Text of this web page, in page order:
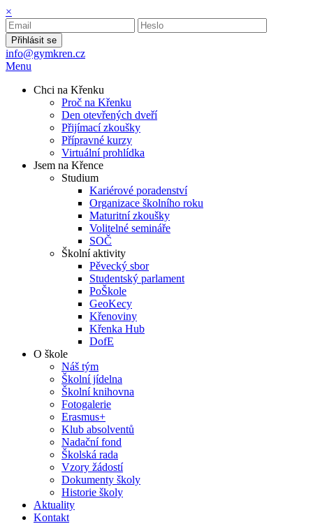
×
Přihlásit se
info@gymkren.cz
Menu
Chci na Křenku
Proč na Křenku
Den otevřených dveří
Přijímací zkoušky
Přípravné kurzy
Virtuální prohlídka
Jsem na Křence
Studium
Kariérové poradenství
Organizace školního roku
Maturitní zkoušky
Volitelné semináře
SOČ
Školní aktivity
Pěvecký sbor
Studentský parlament
PoŠkole
GeoKecy
Křenoviny
Křenka Hub
DofE
O škole
Náš tým
Školní jídelna
Školní knihovna
Fotogalerie
Erasmus+
Klub absolventů
Nadační fond
Školská rada
Vzory žádostí
Dokumenty školy
Historie školy
Aktuality
Kontakt